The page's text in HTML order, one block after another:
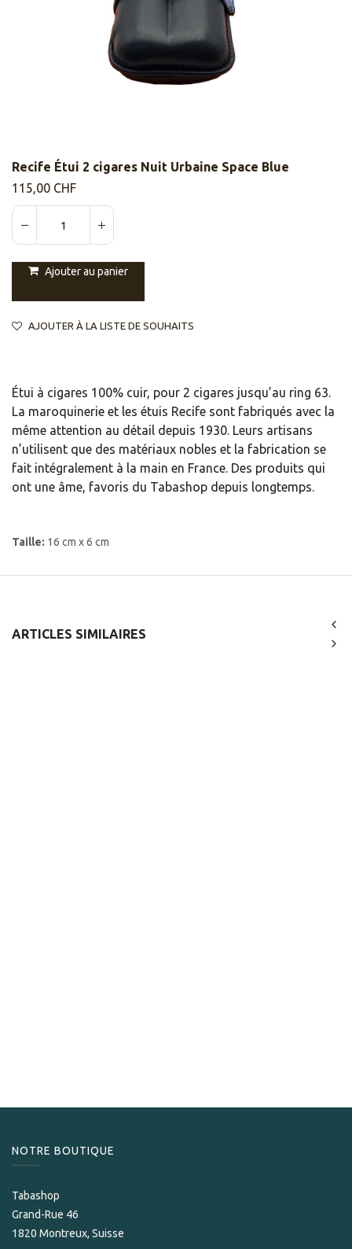
Recife Étui 2 cigares Nuit Urbaine Space Blue
115,00 CHF
Ajouter au panier
AJOUTER À LA LISTE DE SOUHAITS
Étui à cigares 100% cuir, pour 2 cigares jusqu’au ring 63.
La maroquinerie et les étuis Recife sont fabriqués avec la
même attention au détail depuis 1930. Leurs artisans
n’utilisent que des matériaux nobles et la fabrication se
fait intégralement à la main en France. Des produits qui
ont une âme, favoris du Tabashop depuis longtemps.
Taille: 16 cm x 6 cm
ARTICLES SIMILAIRES
NOTRE BOUTIQUE
Tabashop
Grand-Rue 46
1820 Montreux, Suisse